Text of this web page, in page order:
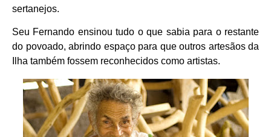
sertanejos.
Seu Fernando ensinou tudo o que sabia para o restante
do povoado, abrindo espaço para que outros artesãos da
Ilha também fossem reconhecidos como artistas.